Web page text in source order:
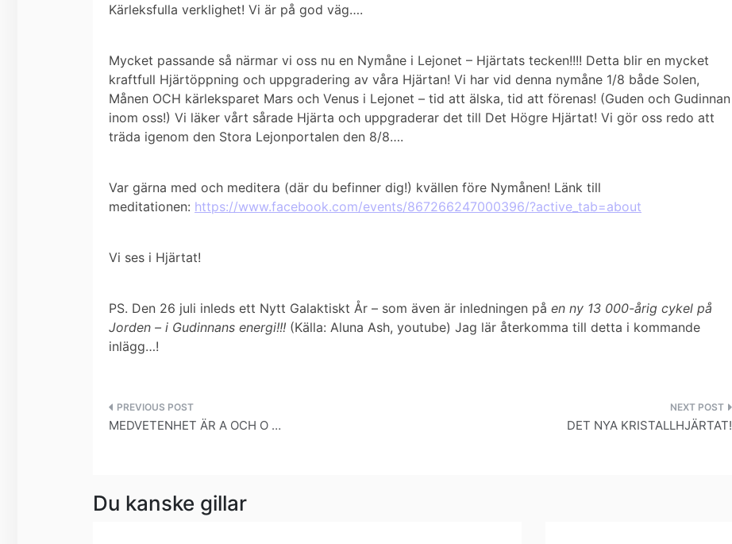
Kärleksfulla verklighet! Vi är på god väg….
Mycket passande så närmar vi oss nu en Nymåne i Lejonet – Hjärtats tecken!!!! Detta blir en mycket
kraftfull Hjärtöppning och uppgradering av våra Hjärtan! Vi har vid denna nymåne 1/8 både Solen,
Månen OCH kärleksparet Mars och Venus i Lejonet – tid att älska, tid att förenas! (Guden och Gudinnan
inom oss!) Vi läker vårt sårade Hjärta och uppgraderar det till Det Högre Hjärtat! Vi gör oss redo att
träda igenom den Stora Lejonportalen den 8/8….
Var gärna med och meditera (där du befinner dig!) kvällen före Nymånen! Länk till
meditationen: https://www.facebook.com/events/867266247000396/?active_tab=about
Vi ses i Hjärtat!
PS. Den 26 juli inleds ett Nytt Galaktiskt År – som även är inledningen på en ny 13 000-årig cykel på
Jorden – i Gudinnans energi!!! (Källa: Aluna Ash, youtube) Jag lär återkomma till detta i kommande
inlägg…!
Inläggsnavigering
MEDVETENHET ÄR A OCH O … DET NYA KRISTALLHJÄRTAT!
Du kanske gillar